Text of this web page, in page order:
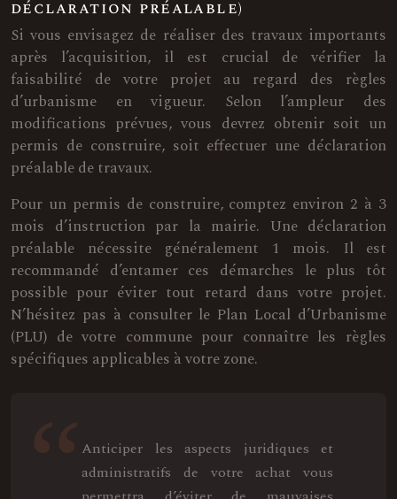
déclaration préalable)
Si vous envisagez de réaliser des travaux importants
après l’acquisition, il est crucial de vérifier la
faisabilité de votre projet au regard des règles
d’urbanisme en vigueur. Selon l’ampleur des
modifications prévues, vous devrez obtenir soit un
permis de construire, soit effectuer une déclaration
préalable de travaux.
Pour un permis de construire, comptez environ 2 à 3
mois d’instruction par la mairie. Une déclaration
préalable nécessite généralement 1 mois. Il est
recommandé d’entamer ces démarches le plus tôt
possible pour éviter tout retard dans votre projet.
N’hésitez pas à consulter le Plan Local d’Urbanisme
(PLU) de votre commune pour connaître les règles
spécifiques applicables à votre zone.
Anticiper les aspects juridiques et
administratifs de votre achat vous